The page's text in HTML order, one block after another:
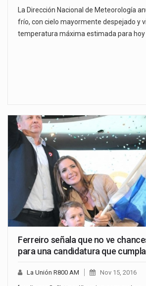
La Dirección Nacional de Meteorología
frío, con cielo mayormente despejado y
temperatura máxima estimada para hoy
Ferreiro señala que no ve
para una candidatura que
La Unión R800 AM Nov 15, 2016